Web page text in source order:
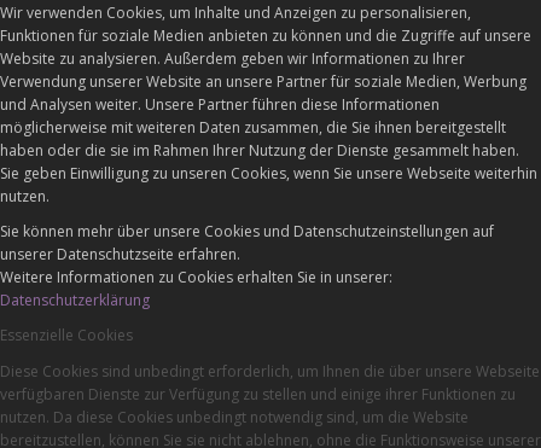
Wir verwenden Cookies, um Inhalte und Anzeigen zu personalisieren,
Funktionen für soziale Medien anbieten zu können und die Zugriffe auf unsere
Website zu analysieren. Außerdem geben wir Informationen zu Ihrer
Verwendung unserer Website an unsere Partner für soziale Medien, Werbung
und Analysen weiter. Unsere Partner führen diese Informationen
möglicherweise mit weiteren Daten zusammen, die Sie ihnen bereitgestellt
haben oder die sie im Rahmen Ihrer Nutzung der Dienste gesammelt haben.
Sie geben Einwilligung zu unseren Cookies, wenn Sie unsere Webseite weiterhin
nutzen.
Sie können mehr über unsere Cookies und Datenschutzeinstellungen auf
unserer Datenschutzseite erfahren.
Weitere Informationen zu Cookies erhalten Sie in unserer:
Datenschutzerklärung
Essenzielle Cookies
Diese Cookies sind unbedingt erforderlich, um Ihnen die über unsere Webseite
verfügbaren Dienste zur Verfügung zu stellen und einige ihrer Funktionen zu
nutzen. Da diese Cookies unbedingt notwendig sind, um die Website
bereitzustellen, können Sie sie nicht ablehnen, ohne die Funktionsweise unserer